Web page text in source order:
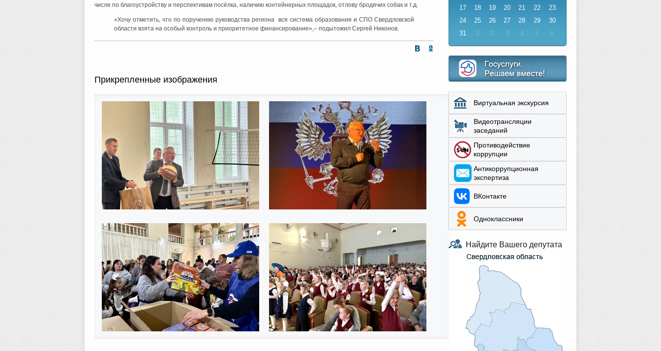
числе по благоустройству и перспективам посёлка, наличию контейнерных площадок, отлову бродячих собак и т.д.
«Хочу отметить, что по поручению руководства региона вся система образования и СПО Свердловской
области взята на особый контроль и приоритетное финансирование»,– подытожил Сергей Никонов.
Прикрепленные изображения
17
18 19 20 21 22
23
24
25 26 27 28 29
30
31
1 2 3 4 5 6
Виртуальная экскурсия
Видеотрансляции
заседаний
Противодействие
коррупции
Aнтикоррупционная
экспертиза
ВКонтакте
Одноклассники
Найдите Вашего депутата